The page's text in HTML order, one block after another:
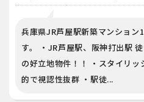
兵庫県JR芦屋駅新築マンション
す。 ・JR芦屋駅、阪神打出駅
の好立地物件！！ ・スタイリ
的で視認性抜群 ・駅徒...